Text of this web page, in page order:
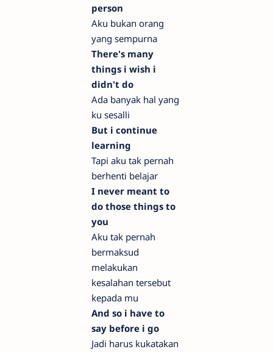
person
Aku bukan orang
yang sempurna
There's many
things i wish i
didn't do
Ada banyak hal yang
ku sesalli
But i continue
learning
Tapi aku tak pernah
berhenti belajar
I never meant to
do those things to
you
Aku tak pernah
bermaksud
melakukan
kesalahan tersebut
kepada mu
And so i have to
say before i go
Jadi harus kukatakan